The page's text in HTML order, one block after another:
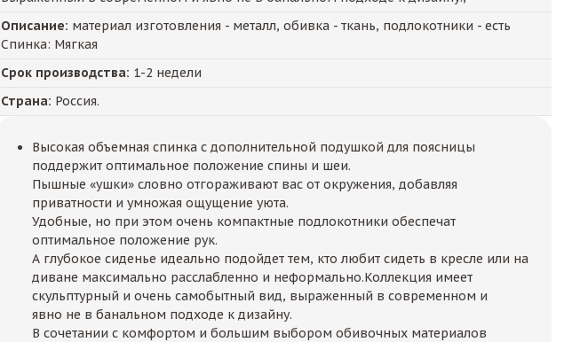
Описание: материал изготовления - металл, обивка - ткань, подлокотники - есть
Спинка: Мягкая
Срок производства: 1-2 недели
Страна: Россия.
Высокая объемная спинка с дополнительной подушкой для поясницы
поддержит оптимальное положение спины и шеи.
Пышные «ушки» словно отгораживают вас от окружения, добавляя
приватности и умножая ощущение уюта.
Удобные, но при этом очень компактные подлокотники обеспечат
оптимальное положение рук.
А глубокое сиденье идеально подойдет тем, кто любит сидеть в кресле или на
диване максимально расслабленно и неформально.Коллекция имеет
скульптурный и очень самобытный вид, выраженный в современном и
явно не в банальном подходе к дизайну.
В сочетании с комфортом и большим выбором обивочных материалов